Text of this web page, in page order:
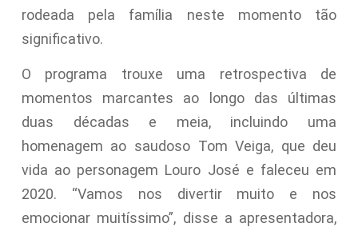
rodeada pela família neste momento tão
significativo.
O programa trouxe uma retrospectiva de
momentos marcantes ao longo das últimas
duas décadas e meia, incluindo uma
homenagem ao saudoso Tom Veiga, que deu
vida ao personagem Louro José e faleceu em
2020. “Vamos nos divertir muito e nos
emocionar muitíssimo”, disse a apresentadora,